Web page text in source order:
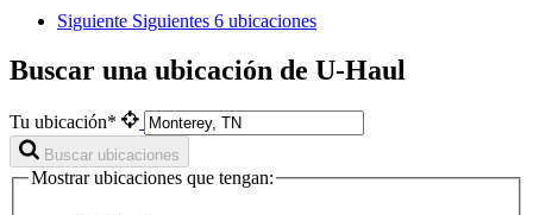
Siguiente Siguientes 6 ubicaciones
Buscar una ubicación de U-Haul
Tu ubicación*
Buscar ubicaciones
Mostrar ubicaciones que tengan: